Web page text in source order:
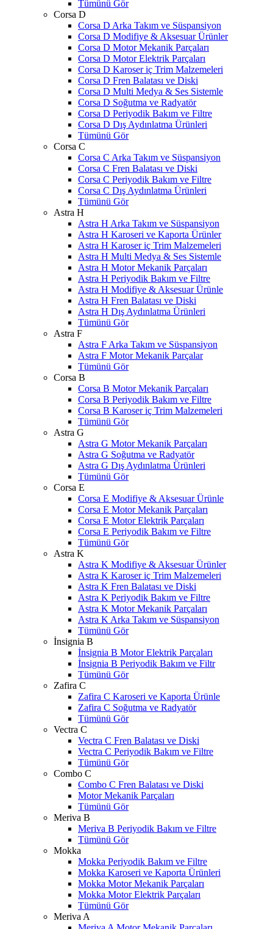
Tümünü Gör
Corsa D
Corsa D Arka Takım ve Süspansiyon
Corsa D Modifiye & Aksesuar Ürünler
Corsa D Motor Mekanik Parçaları
Corsa D Motor Elektrik Parçaları
Corsa D Karoser iç Trim Malzemeleri
Corsa D Fren Balatası ve Diski
Corsa D Multi Medya & Ses Sistemle
Corsa D Soğutma ve Radyatör
Corsa D Periyodik Bakım ve Filtre
Corsa D Dış Aydınlatma Ürünleri
Tümünü Gör
Corsa C
Corsa C Arka Takım ve Süspansiyon
Corsa C Fren Balatası ve Diski
Corsa C Periyodik Bakım ve Filtre
Corsa C Dış Aydınlatma Ürünleri
Tümünü Gör
Astra H
Astra H Arka Takım ve Süspansiyon
Astra H Karoseri ve Kaporta Ürünler
Astra H Karoser iç Trim Malzemeleri
Astra H Multi Medya & Ses Sistemle
Astra H Motor Mekanik Parçaları
Astra H Periyodik Bakım ve Filtre
Astra H Modifiye & Aksesuar Ürünle
Astra H Fren Balatası ve Diski
Astra H Dış Aydınlatma Ürünleri
Tümünü Gör
Astra F
Astra F Arka Takım ve Süspansiyon
Astra F Motor Mekanik Parçalar
Tümünü Gör
Corsa B
Corsa B Motor Mekanik Parçaları
Corsa B Periyodik Bakım ve Filtre
Corsa B Karoser iç Trim Malzemeleri
Tümünü Gör
Astra G
Astra G Motor Mekanik Parçaları
Astra G Soğutma ve Radyatör
Astra G Dış Aydınlatma Ürünleri
Tümünü Gör
Corsa E
Corsa E Modifiye & Aksesuar Ürünle
Corsa E Motor Mekanik Parçaları
Corsa E Motor Elektrik Parçaları
Corsa E Periyodik Bakım ve Filtre
Tümünü Gör
Astra K
Astra K Modifiye & Aksesuar Ürünler
Astra K Karoser iç Trim Malzemeleri
Astra K Fren Balatası ve Diski
Astra K Periyodik Bakım ve Filtre
Astra K Motor Mekanik Parçaları
Astra K Arka Takım ve Süspansiyon
Tümünü Gör
İnsignia B
İnsignia B Motor Elektrik Parçaları
İnsignia B Periyodik Bakım ve Filtr
Tümünü Gör
Zafira C
Zafira C Karoseri ve Kaporta Ürünle
Zafira C Soğutma ve Radyatör
Tümünü Gör
Vectra C
Vectra C Fren Balatası ve Diski
Vectra C Periyodik Bakım ve Filtre
Tümünü Gör
Combo C
Combo C Fren Balatası ve Diski
Motor Mekanik Parçaları
Tümünü Gör
Meriva B
Meriva B Periyodik Bakım ve Filtre
Tümünü Gör
Mokka
Mokka Periyodik Bakım ve Filtre
Mokka Karoseri ve Kaporta Ürünleri
Mokka Motor Mekanik Parçaları
Mokka Motor Elektrik Parçaları
Tümünü Gör
Meriva A